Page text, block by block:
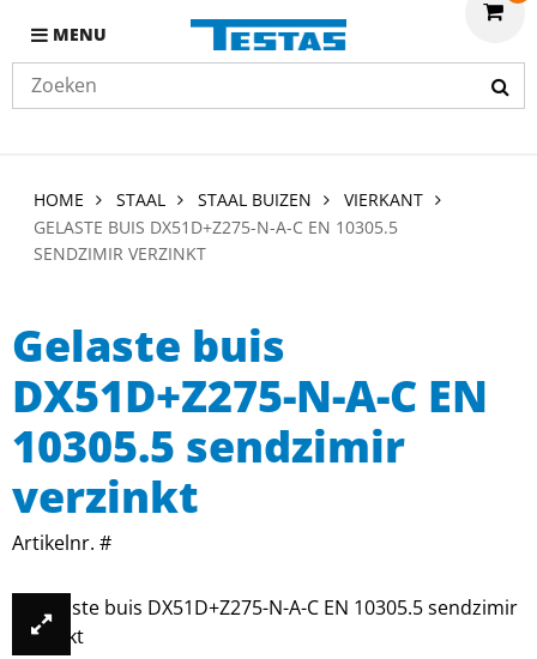
MENU
HOME STAAL STAAL BUIZEN
VIERKANT
GELASTE BUIS DX51D+Z275-N-A-C EN 10305.5
SENDZIMIR VERZINKT
Gelaste buis
DX51D+Z275-N-A-C EN
10305.5 sendzimir
verzinkt
Artikelnr. #